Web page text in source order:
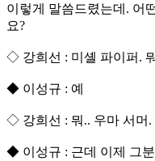
이렇게 말씀드렸는데. 어
요?
◇ 강희선 : 미셸 파이퍼.
◆ 이성규 : 예
◇ 강희선 : 뭐.. 우마 서머.
◆ 이성규 : 근데 이제 그